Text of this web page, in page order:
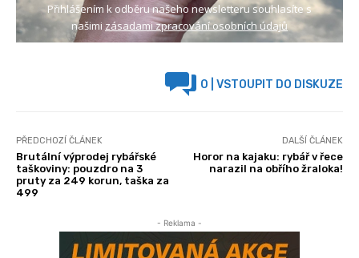
Přihlášením k odběru našeho newsletteru souhlasíte s
našimi zásadami zpracování osobních údajů
0 | VSTOUPIT DO DISKUZE
PŘEDCHOZÍ ČLÁNEK
Brutální výprodej rybářské
taškoviny: pouzdro na 3
pruty za 249 korun, taška za
499
DALŠÍ ČLÁNEK
Horor na kajaku: rybář v řece
narazil na obřího žraloka!
- Reklama -